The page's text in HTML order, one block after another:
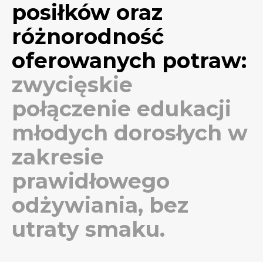
posiłków oraz
różnorodność
oferowanych potraw:
zwycięskie
połączenie edukacji
młodych dorosłych w
zakresie
prawidłowego
odżywiania, bez
utraty smaku.